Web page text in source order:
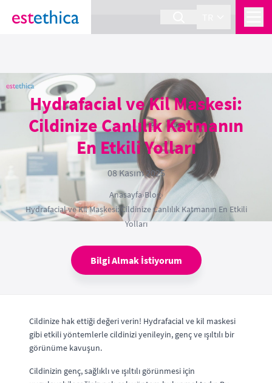
section Service {
Hydrafacial ve Kil Maskesi:
Cildinize Canlılık Katmanın
En Etkili Yolları
08 Kasım 2025
Anasayfa›Blog›
Hydrafacial ve Kil Maskesi: Cildinize Canlılık Katmanın En Etkili
Yolları
Bilgi Almak İstiyorum
Cildinize hak ettiği değeri verin! Hydrafacial ve kil maskesi
gibi etkili yöntemlerle cildinizi yenileyin, genç ve ışıltılı bir
görünüme kavuşun.
Cildinizin genç, sağlıklı ve ışıltılı görünmesi için